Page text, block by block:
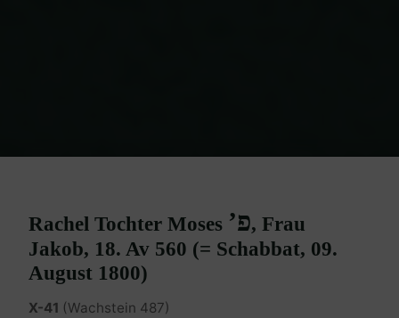
Rachel Tochter Moses פ’, Frau
Jakob, 18. Av 560 (= Schabbat, 09.
August 1800)
X-41 (Wachstein 487)